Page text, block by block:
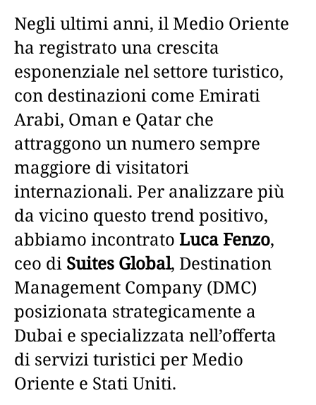
Negli ultimi anni, il Medio Oriente
ha registrato una crescita
esponenziale nel settore turistico,
con destinazioni come Emirati
Arabi, Oman e Qatar che
attraggono un numero sempre
maggiore di visitatori
internazionali. Per analizzare più
da vicino questo trend positivo,
abbiamo incontrato Luca Fenzo,
ceo di Suites Global, Destination
Management Company (DMC)
posizionata strategicamente a
Dubai e specializzata nell’offerta
di servizi turistici per Medio
Oriente e Stati Uniti.